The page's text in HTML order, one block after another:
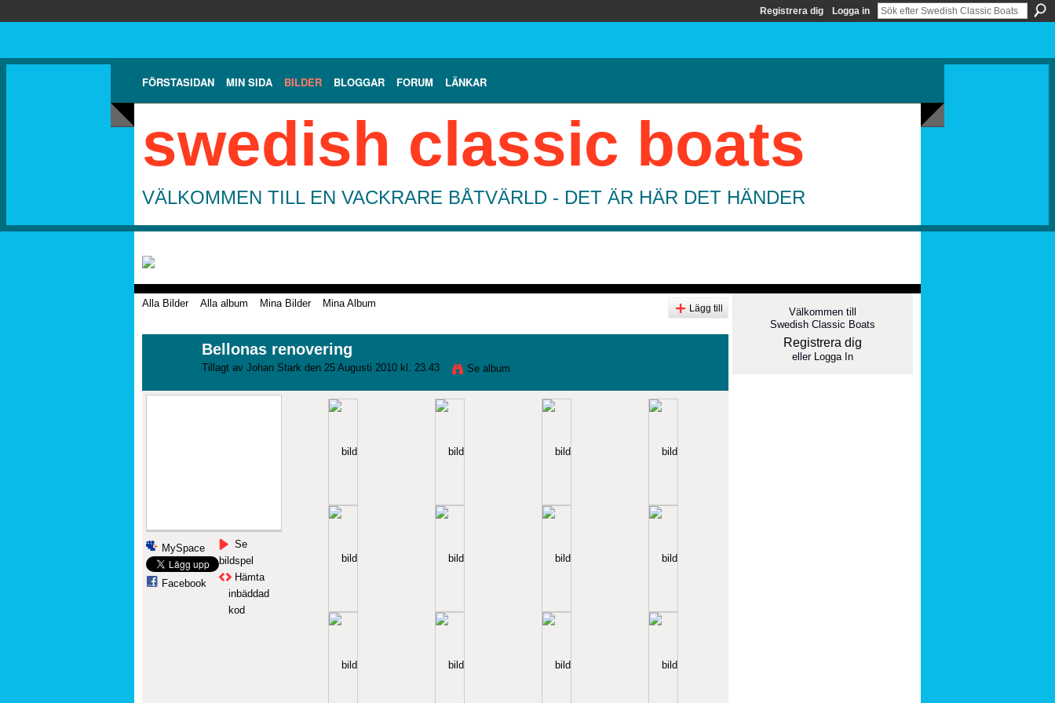
Registrera dig Logga in
FÖRSTASIDAN MIN SIDA BILDER BLOGGAR FORUM LÄNKAR
swedish classic boats
VÄLKOMMEN TILL EN VACKRARE BÅTVÄRLD - DET ÄR HÄR DET HÄNDER
Alla Bilder Alla album Mina Bilder Mina Album Lägg till
Bellonas renovering
Tillagt av Johan Stark den 25 Augusti 2010 kl. 23.43 Se album
MySpace
Facebook
Se
bildspel
Hämta
inbäddad
kod
Välkommen till
Swedish Classic Boats
Registrera dig
eller Logga In